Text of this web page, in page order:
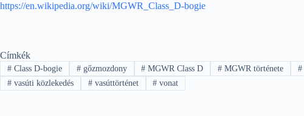
https://en.wikipedia.org/wiki/MGWR_Class_D-bogie
Címkék
#Class D-bogie #gőzmozdony # MGWR Class D # MGWR története #
#vasúti közlekedés #vasúttörténet # vonat